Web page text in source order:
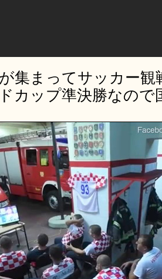
集まってサッカー観
カップ準決勝なので